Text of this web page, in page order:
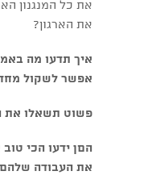
את כל המנגנון
את הארגון?
איך תדעו מה
אפשר לשקול
פשוט תשאלו את
הםן ידעו הכי
את העבודה